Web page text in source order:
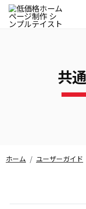
共
ホーム ユーザーガイド